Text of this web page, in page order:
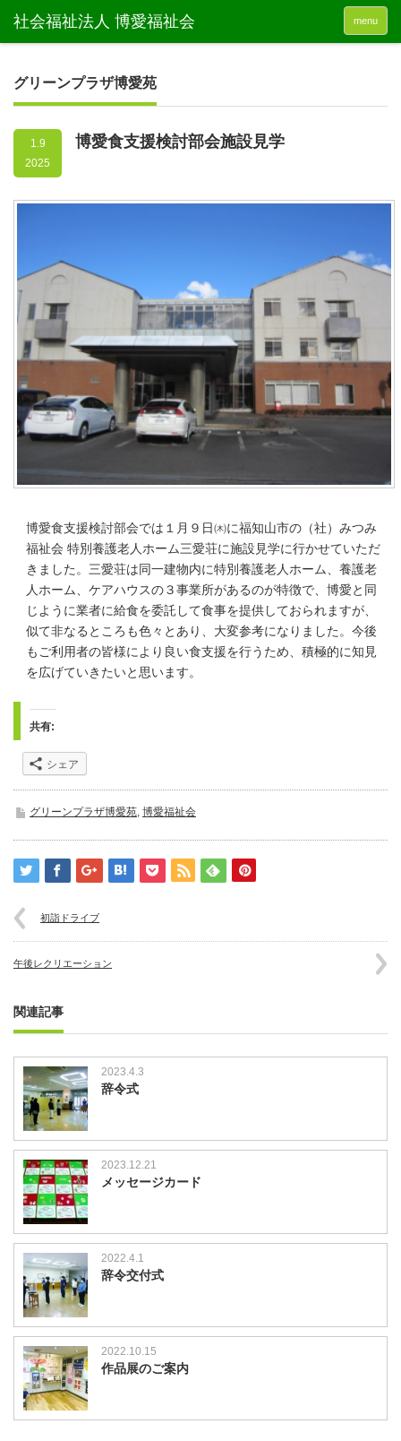
menu
グリーンプラザ博愛苑
1.9
2025
博愛食支援検討部会施設見学
博愛食支援検討部会では１月９日㈭に福知山市の（社）みつみ
福祉会 特別養護老人ホーム三愛荘に施設見学に行かせていただ
きました。三愛荘は同一建物内に特別養護老人ホーム、養護老
人ホーム、ケアハウスの３事業所があるのが特徴で、博愛と同
じように業者に給食を委託して食事を提供しておられますが、
似て非なるところも色々とあり、大変参考になりました。今後
もご利用者の皆様により良い食支援を行うため、積極的に知見
を広げていきたいと思います。
共有:
シェア
グリーンプラザ博愛苑, 博愛福祉会
初詣ドライブ
午後レクリエーション
関連記事
2023.4.3
辞令式
2023.12.21
メッセージカード
2022.4.1
辞令交付式
2022.10.15
作品展のご案内